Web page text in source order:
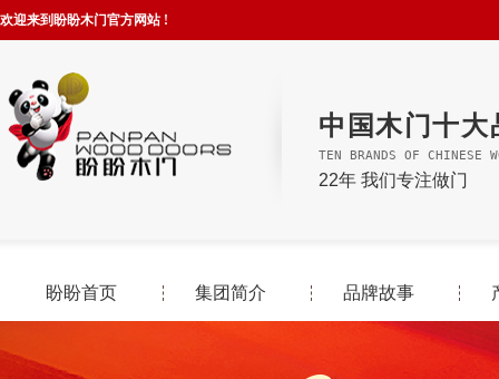
欢迎来到盼盼木门官方网站 !
中国木门十大
TEN BRANDS OF CHINESE
22年 我们专注做门
盼盼首页 集团简介 品牌故事